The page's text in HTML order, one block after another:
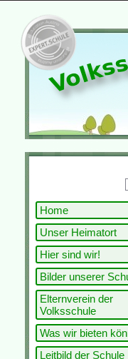
Home
Unser Heimatort
Hier sind wir!
Bilder unserer
Elternverein der
Volksschule
Was wir bieten
Leitbild der Schule